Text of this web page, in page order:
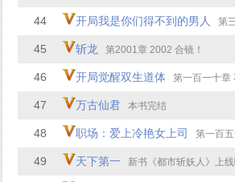
44 开局我是你们得不到的男人 第三百二
45 斩龙 第2001章 2002 合镜！
46 开局觉醒双生道体 第一百一十章 不是吧
47 万古仙君 本书完结
48 职场：爱上冷艳女上司 第一百五十三
49 天下第一 新书《都市斩妖人》上线